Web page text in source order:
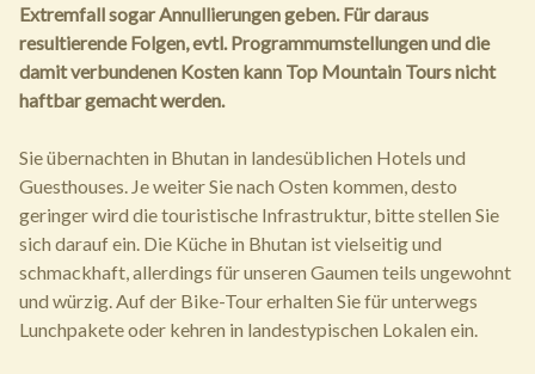
Extremfall sogar Annullierungen geben. Für daraus
resultierende Folgen, evtl. Programmumstellungen und die
damit verbundenen Kosten kann Top Mountain Tours nicht
haftbar gemacht werden.
Sie übernachten in Bhutan in landesüblichen Hotels und
Guesthouses. Je weiter Sie nach Osten kommen, desto
geringer wird die touristische Infrastruktur, bitte stellen Sie
sich darauf ein. Die Küche in Bhutan ist vielseitig und
schmackhaft, allerdings für unseren Gaumen teils ungewohnt
und würzig. Auf der Bike-Tour erhalten Sie für unterwegs
Lunchpakete oder kehren in landestypischen Lokalen ein.